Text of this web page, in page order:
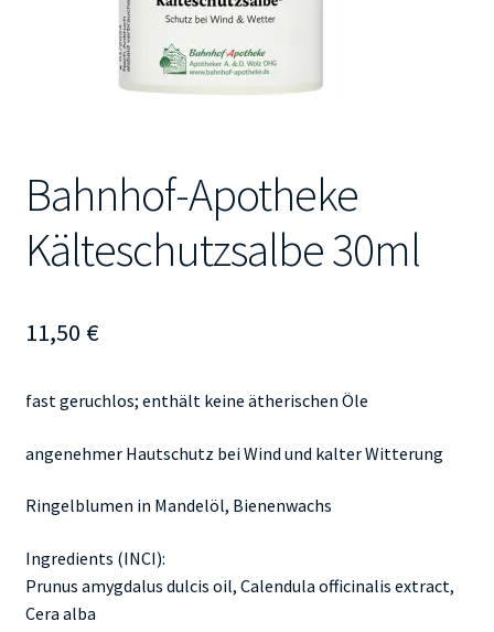
Bahnhof-Apotheke
Kälteschutzsalbe 30ml
11,50 €
fast geruchlos; enthält keine ätherischen Öle
angenehmer Hautschutz bei Wind und kalter Witterung
Ringelblumen in Mandelöl, Bienenwachs
Ingredients (INCI):
Prunus amygdalus dulcis oil, Calendula officinalis extract,
Cera alba